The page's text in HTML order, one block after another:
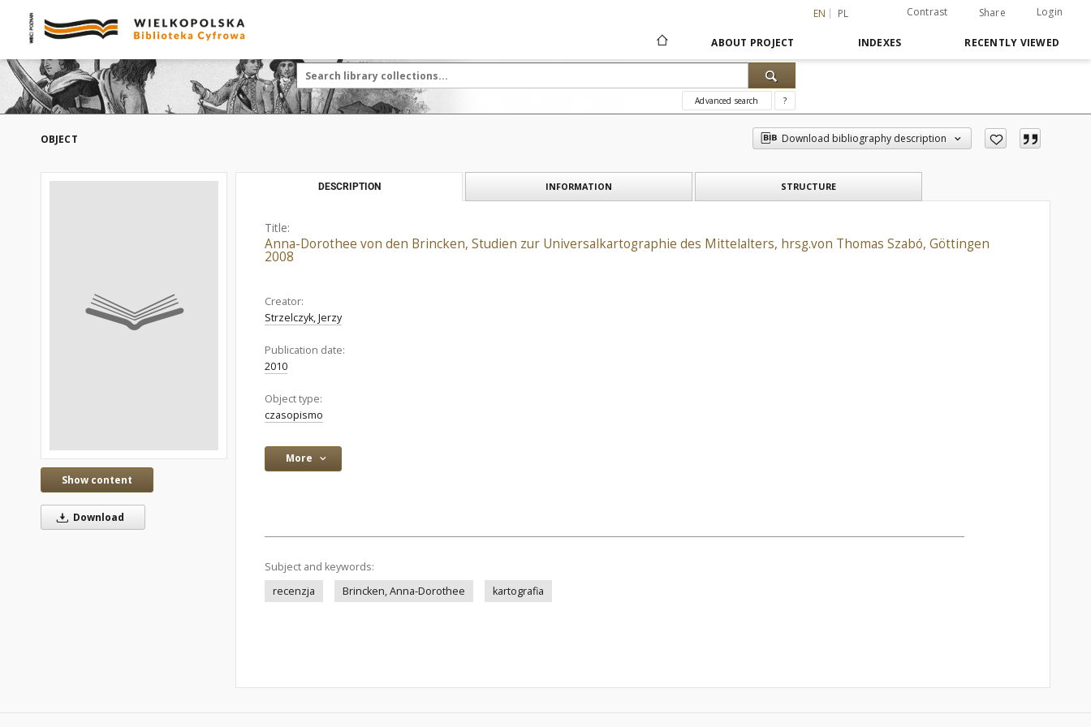
EN PL Contrast Share Login
ABOUT PROJECT INDEXES RECENTLY VIEWED
Advanced search ?
OBJECT Download bibliography description
Show content
Download
DESCRIPTION INFORMATION STRUCTURE
Title:
Anna-Dorothee von den Brincken, Studien zur Universalkartographie des Mittelalters, hrsg.von Thomas Szabó, Göttingen
2008
Creator:
Strzelczyk, Jerzy
Publication date:
2010
Object type:
czasopismo
More
Subject and keywords:
recenzja
Brincken, Anna-Dorothee kartografia